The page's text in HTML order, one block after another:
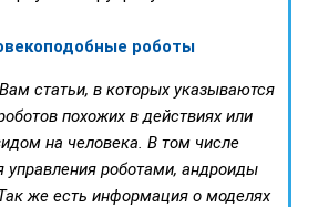
роботы
статьи, в которых указываются
похожих в действиях или
на человека. В том числе
роботами, андроиды
же есть информация о моделях